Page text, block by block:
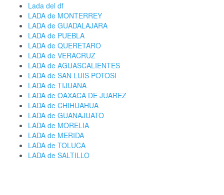
Lada del df
LADA de MONTERREY
LADA de GUADALAJARA
LADA de PUEBLA
LADA de QUERETARO
LADA de VERACRUZ
LADA de AGUASCALIENTES
LADA de SAN LUIS POTOSI
LADA de TIJUANA
LADA de OAXACA DE JUAREZ
LADA de CHIHUAHUA
LADA de GUANAJUATO
LADA de MORELIA
LADA de MERIDA
LADA de TOLUCA
LADA de SALTILLO